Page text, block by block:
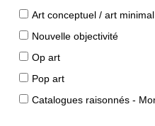
Art conceptuel / art minimal
Nouvelle objectivité
Op art
Pop art
Catalogues raisonnés -